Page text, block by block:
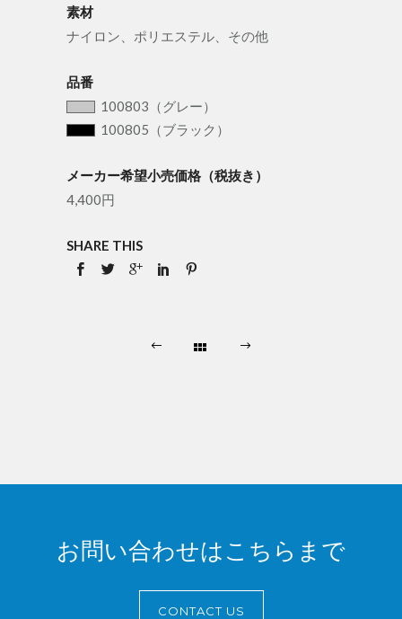
素材
ナイロン、ポリエステル、その他
品番
100803（グレー）
100805（ブラック）
メーカー希望小売価格（税抜き）
4,400円
SHARE THIS
お問い合わせはこちらまで
CONTACT US